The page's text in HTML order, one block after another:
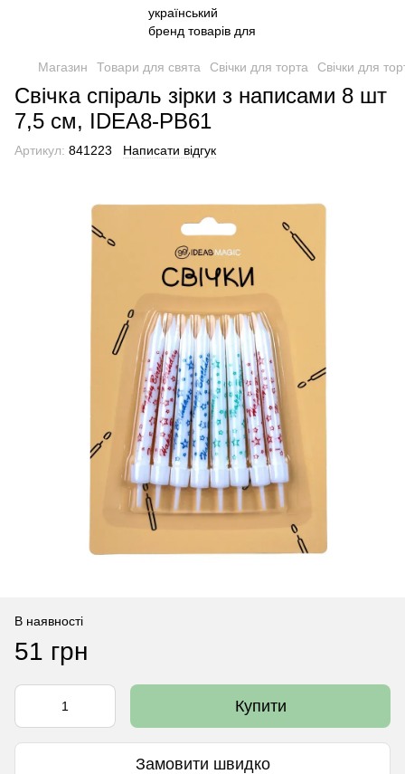
Магазин Товари для свята Свічки для торта Свічки для
Свічка спіраль зірки з написами 8 шт
7,5 см, IDEA8-PB61
Артикул: 841223 Написати відгук
В наявності
51 грн
Купити
Замовити швидко